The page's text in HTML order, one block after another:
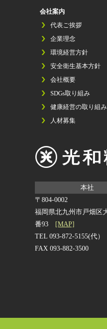
会社案内
代表ご挨拶
企業理念
環境経営方針
安全衛生基本方針
会社概要
SDGs取り組み
健康経営の取り組み
人材募集
本社
〒804-0002
福岡県北九州市戸畑区
番93
[MAP]
TEL 093-872-5155(代）
FAX 093-882-3500